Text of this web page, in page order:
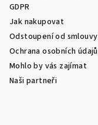
GDPR
Jak nakupovat
Odstoupení od smlouvy
Ochrana osobních údajů
Mohlo by vás zajímat
Naši partneři